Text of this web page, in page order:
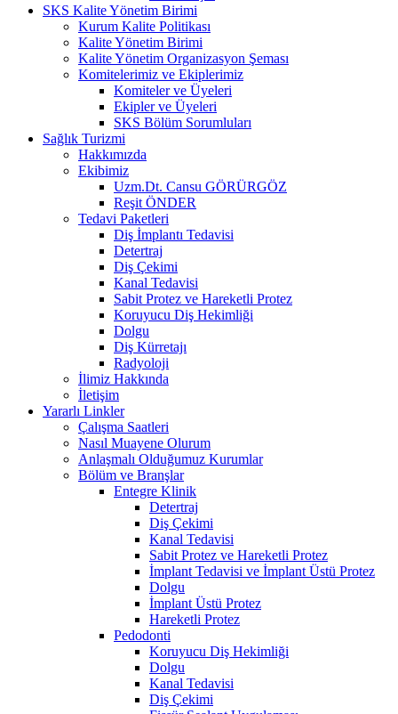
SKS Kalite Yönetim Birimi
Kurum Kalite Politikası
Kalite Yönetim Birimi
Kalite Yönetim Organizasyon Şeması
Komitelerimiz ve Ekiplerimiz
Komiteler ve Üyeleri
Ekipler ve Üyeleri
SKS Bölüm Sorumluları
Sağlık Turizmi
Hakkımızda
Ekibimiz
Uzm.Dt. Cansu GÖRÜRGÖZ
Reşit ÖNDER
Tedavi Paketleri
Diş İmplantı Tedavisi
Detertraj
Diş Çekimi
Kanal Tedavisi
Sabit Protez ve Hareketli Protez
Koruyucu Diş Hekimliği
Dolgu
Diş Kürretajı
Radyoloji
İlimiz Hakkında
İletişim
Yararlı Linkler
Çalışma Saatleri
Nasıl Muayene Olurum
Anlaşmalı Olduğumuz Kurumlar
Bölüm ve Branşlar
Entegre Klinik
Detertraj
Diş Çekimi
Kanal Tedavisi
Sabit Protez ve Hareketli Protez
İmplant Tedavisi ve İmplant Üstü Protez
Dolgu
İmplant Üstü Protez
Hareketli Protez
Pedodonti
Koruyucu Diş Hekimliği
Dolgu
Kanal Tedavisi
Diş Çekimi